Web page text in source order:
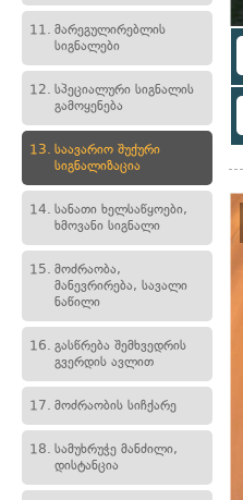
11. მარეგულირებლის
სიგნალები
12. სპეციალური სიგნალის
გამოყენება
13. საავარიო შუქური
სიგნალიზაცია
14. სანათი ხელსაწყოები,
ხმოვანი სიგნალი
15. მოძრაობა,
მანევრირება, სავალი
ნაწილი
16. გასწრება შემხვედრის
გვერდის ავლით
17. მოძრაობის სიჩქარე
18. სამუხრუჭე მანძილი,
დისტანცია